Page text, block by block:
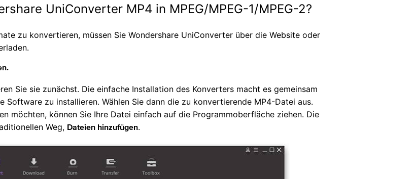
UniConverter MP4 in MPEG/MPEG-1/MPEG-2?
zu konvertieren, müssen Sie Wondershare UniConverter über die Website oder
Sie sie zunächst. Die einfache Installation des Konverters macht es gemeinsam
zu installieren. Wählen Sie dann die zu konvertierende MP4-Datei aus.
möchten, können Sie Ihre Datei einfach auf die Programmoberfläche ziehen. Die
Weg, Dateien hinzufügen.